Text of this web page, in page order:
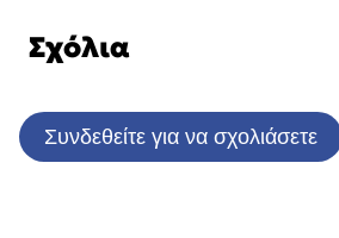
Σχόλια
Συνδεθείτε για να σχολιάσετε